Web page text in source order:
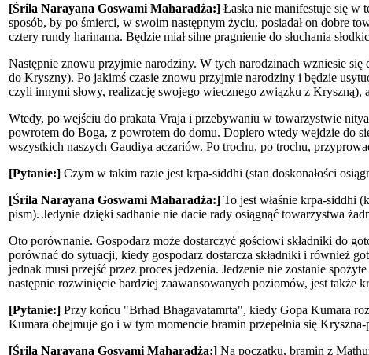
[Śrila Narayana Goswami Maharadża:] Łaska nie manifestuje się w
sposób, by po śmierci, w swoim następnym życiu, posiadał on dobre
cztery rundy harinama. Będzie miał silne pragnienie do słuchania
Następnie znowu przyjmie narodziny. W tych narodzinach wzniesie się
do Kryszny). Po jakimś czasie znowu przyjmie narodziny i będzie
czyli innymi słowy, realizację swojego wiecznego związku z
Wtedy, po wejściu do prakata Vraja i przebywaniu w towarzystwie
powrotem do Boga, z powrotem do domu. Dopiero wtedy wejdzie do
wszystkich naszych Gaudiya aczariów. Po trochu, po trochu,
[Pytanie:] Czym w takim razie jest krpa-siddhi (stan doskonałości
[Śrila Narayana Goswami Maharadża:] To jest właśnie krpa-siddhi
pism). Jedynie dzięki sadhanie nie dacie rady osiągnąć towarzystwa
Oto porównanie. Gospodarz może dostarczyć gościowi składniki do
porównać do sytuacji, kiedy gospodarz dostarcza składniki i również
jednak musi przejść przez proces jedzenia. Jedzenie nie zostanie
następnie rozwinięcie bardziej zaawansowanych poziomów, jest także
[Pytanie:] Przy końcu "Brhad Bhagavatamrta", kiedy Gopa Kumara
Kumara obejmuje go i w tym momencie bramin przepełnia się Kryszna-
[Śrila Narayana Gosvami Maharadża:] Na początku, bramin z